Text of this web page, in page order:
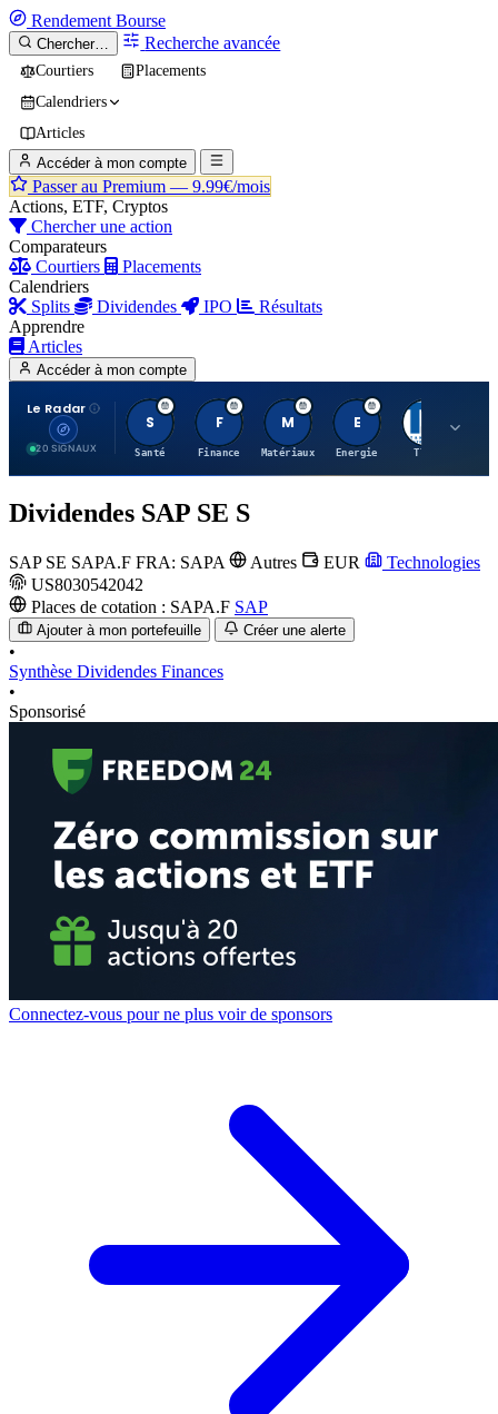
Rendement Bourse
Chercher… Recherche avancée
Courtiers
Placements
Calendriers
Articles
Accéder à mon compte
Passer au Premium — 9.99€/mois
Actions, ETF, Cryptos
Chercher une action
Comparateurs
Courtiers
Placements
Calendriers
Splits
Dividendes IPO
Résultats
Apprendre
Articles
Accéder à mon compte
Le Radar
20 SIGNAUX
S
Santé
F
Finance
M
Matériaux
E
Energie TTWO
Dividendes SAP SE S
SAP SE SAPA.F FRA: SAPA Autres EUR
Technologies
US8030542042
Places de cotation : SAPA.F SAP
Ajouter à mon portefeuille Créer une alerte
•
Synthèse Dividendes Finances
•
Sponsorisé
Connectez-vous pour ne plus voir de sponsors